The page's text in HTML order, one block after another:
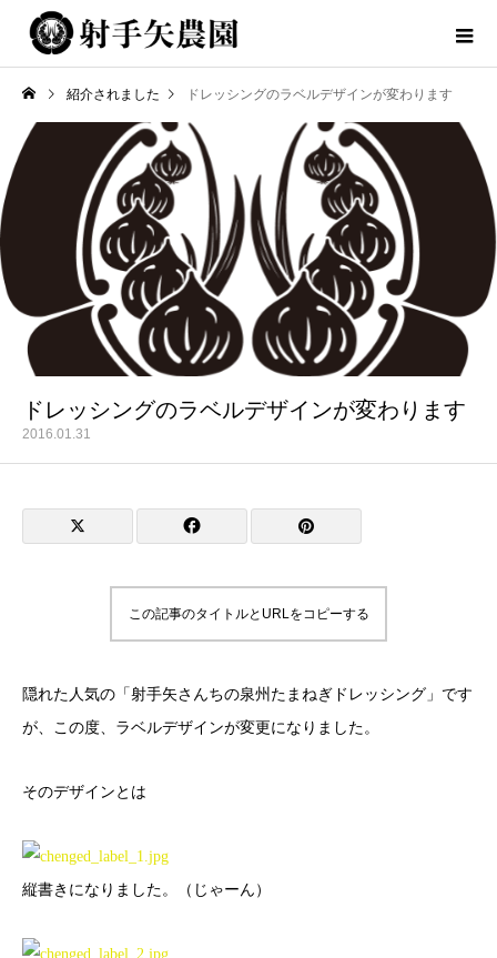
紹介されました ドレッシングのラベルデザインが変わります
ドレッシングのラベルデザインが変わります
2016.01.31
この記事のタイトルとURLをコピーする
隠れた人気の「射手矢さんちの泉州たまねぎドレッシング」です
が、この度、ラベルデザインが変更になりました。
そのデザインとは
縦書きになりました。（じゃーん）